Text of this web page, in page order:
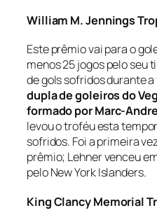
William M. Jennings
Este prêmio vai para o
menos 25 jogos pelo seu
de gols sofridos durante
dupla de goleiros do
formado por Marc-
levou o troféu esta
sofridos. Foi a primeira
prêmio; Lehner venceu
pelo New York Islanders.
King Clancy Memorial